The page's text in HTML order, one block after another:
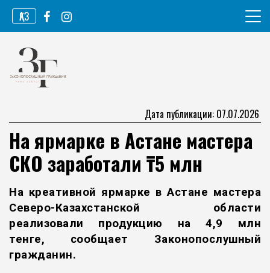
Перейти
содержимому
ҚАЗ
Законопослушный гражданин
Дата публикации: 07.07.2026
На ярмарке в Астане мастера
СКО заработали ₸5 млн
На креативной ярмарке в Астане мастера
Северо-Казахстанской области
реализовали продукцию на 4,9 млн
тенге, сообщает Законопослушный
гражданин.